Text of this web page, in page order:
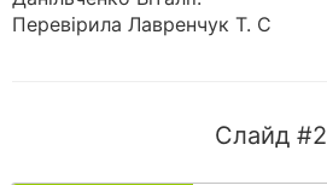
Перевірила Лавренчук Т. С
Слайд #2